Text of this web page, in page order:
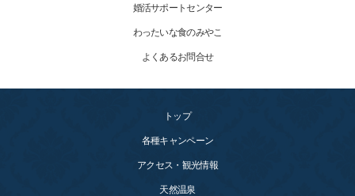
婚活サポートセンター
わったいな食のみやこ
よくあるお問合せ
トップ
各種キャンペーン
アクセス・観光情報
天然温泉